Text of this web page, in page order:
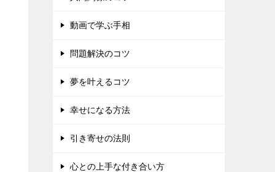
動画で学ぶ手相
問題解決のコツ
夢を叶えるコツ
幸せになる方法
引き寄せの法則
心との上手な付き合い方